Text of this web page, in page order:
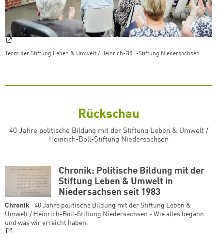
Team der Stiftung Leben & Umwelt / Heinrich-Böll-Stiftung Niedersachsen
Rückschau
40 Jahre politische Bildung mit der Stiftung Leben & Umwelt /
Heinrich-Böll-Stiftung Niedersachsen
Chronik: Politische Bildung mit der
Stiftung Leben & Umwelt in
Niedersachsen seit 1983
Chronik
40 Jahre politische Bildung mit der Stiftung Leben &
Umwelt / Heinrich-Böll-Stiftung Niedersachsen - Wie alles begann
und was wir erreicht haben.